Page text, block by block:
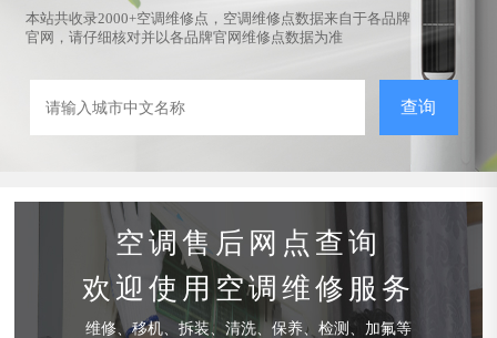
本站共收录2000+空调维修点，空调维修点数据来自于各品牌
官网，请仔细核对并以各品牌官网维修点数据为准
查询
空调售后网点查询
欢迎使用空调维修服务
维修、移机、拆装、清洗、保养、检测、加氟等